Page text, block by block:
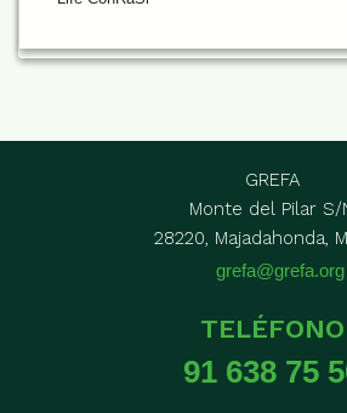
GREFA
Monte del Pilar S/
28220, Majadahonda,
grefa@grefa.org
TELÉFONO
91 638 75